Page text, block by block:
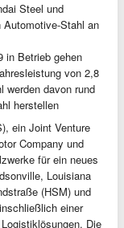
Steel und
Automotive-Stahl an
in Betrieb gehen
von 2,8
werden davon rund
herstellen
ein Joint Venture
Company und
für ein neues
Louisiana
(HSM) und
einer
Die